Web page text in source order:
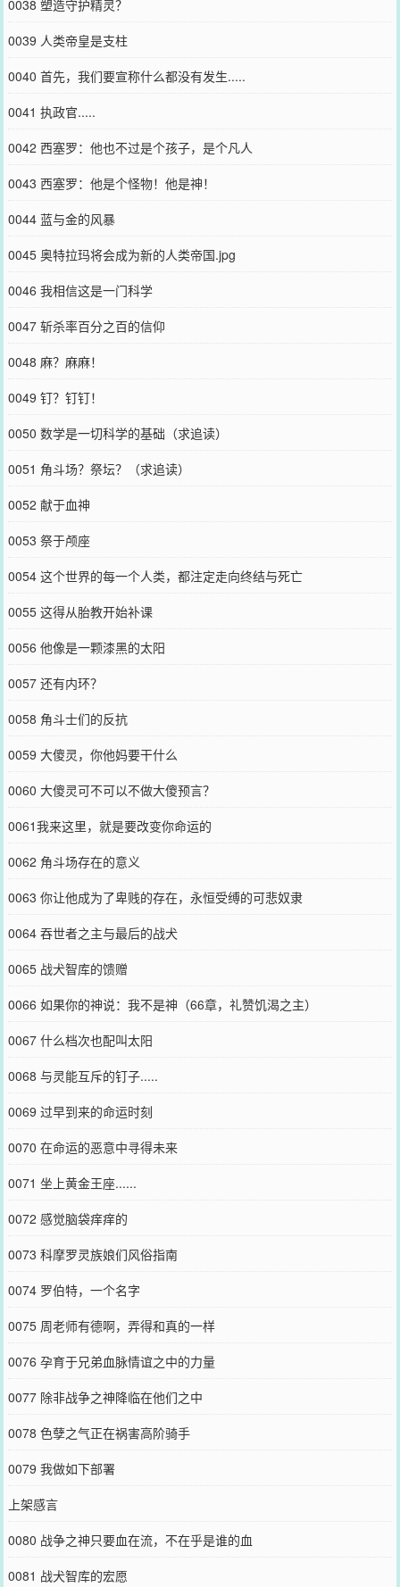
0038 塑造守护精灵？
0039 人类帝皇是支柱
0040 首先，我们要宣称什么都没有发生.....
0041 执政官.....
0042 西塞罗：他也不过是个孩子，是个凡人
0043 西塞罗：他是个怪物！他是神！
0044 蓝与金的风暴
0045 奥特拉玛将会成为新的人类帝国.jpg
0046 我相信这是一门科学
0047 斩杀率百分之百的信仰
0048 麻？麻麻！
0049 钉？钉钉！
0050 数学是一切科学的基础（求追读）
0051 角斗场？祭坛？（求追读）
0052 献于血神
0053 祭于颅座
0054 这个世界的每一个人类，都注定走向终结与死亡
0055 这得从胎教开始补课
0056 他像是一颗漆黑的太阳
0057 还有内环？
0058 角斗士们的反抗
0059 大傻灵，你他妈要干什么
0060 大傻灵可不可以不做大傻预言？
0061我来这里，就是要改变你命运的
0062 角斗场存在的意义
0063 你让他成为了卑贱的存在，永恒受缚的可悲奴隶
0064 吞世者之主与最后的战犬
0065 战犬智库的馈赠
0066 如果你的神说：我不是神（66章，礼赞饥渴之主）
0067 什么档次也配叫太阳
0068 与灵能互斥的钉子.....
0069 过早到来的命运时刻
0070 在命运的恶意中寻得未来
0071 坐上黄金王座......
0072 感觉脑袋痒痒的
0073 科摩罗灵族娘们风俗指南
0074 罗伯特，一个名字
0075 周老师有德啊，弄得和真的一样
0076 孕育于兄弟血脉情谊之中的力量
0077 除非战争之神降临在他们之中
0078 色孽之气正在祸害高阶骑手
0079 我做如下部署
上架感言
0080 战争之神只要血在流，不在乎是谁的血
0081 战犬智库的宏愿